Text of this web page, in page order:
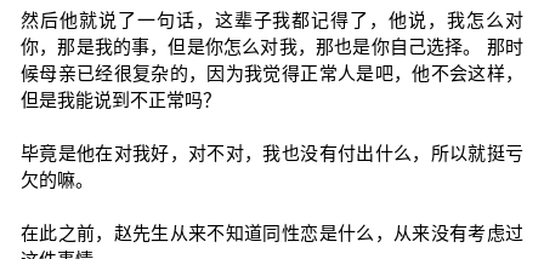
然后他就说了一句话，这辈子我都记得了，他说，我怎么对
你，那是我的事，但是你怎么对我，那也是你自己选择。 那时
候母亲已经很复杂的，因为我觉得正常人是吧，他不会这样，
但是我能说到不正常吗？
毕竟是他在对我好，对不对，我也没有付出什么，所以就挺亏
欠的嘛。
在此之前，赵先生从来不知道同性恋是什么，从来没有考虑过